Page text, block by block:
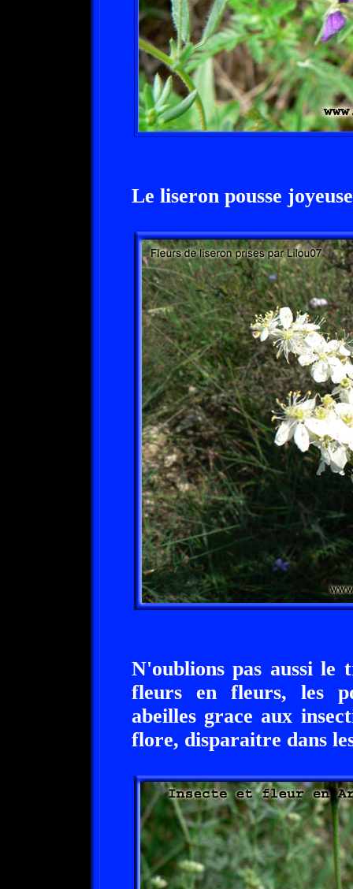
Le liseron pousse
N'oublions pas aussi le
fleurs en fleurs, les
abeilles grace aux
flore, disparaitre dans